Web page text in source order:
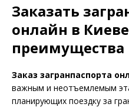
Заказать
онлайн в
преимущества
Заказ загранпаспорта
важным и неотъемлемым
планирующих поездку за